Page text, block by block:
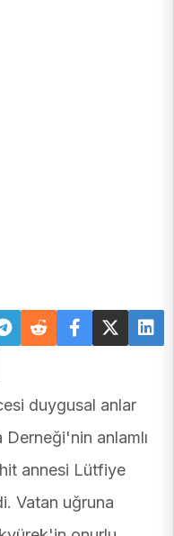
duygusal anlar
anlamlı
annesi Lütfiye
Vatan uğruna